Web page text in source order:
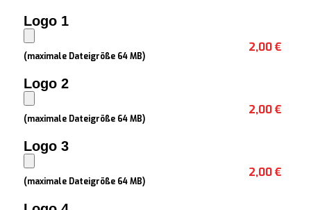
Logo 1
(maximale Dateigröße 64 MB)
2,00 €
Logo 2
(maximale Dateigröße 64 MB)
2,00 €
Logo 3
(maximale Dateigröße 64 MB)
2,00 €